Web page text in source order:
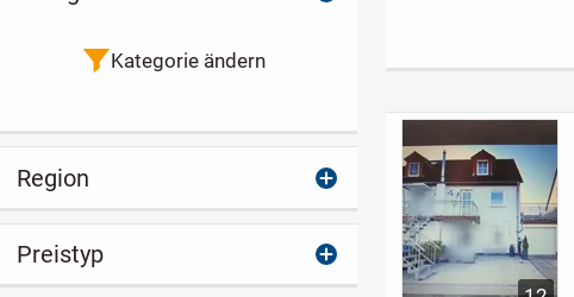
vier moderne
QNG-Zertifikat
Kategorie ändern
Region
Preistyp